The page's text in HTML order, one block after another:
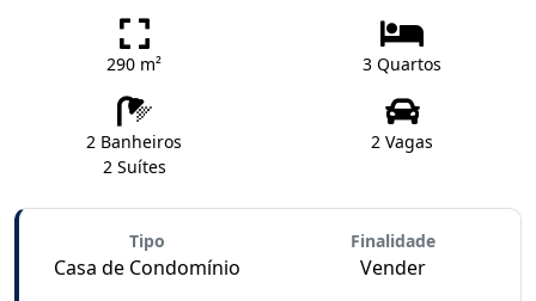
290 m² 3 Quartos
2 Banheiros
2 Suítes
2 Vagas
Tipo
Casa de Condomínio
Finalidade
Vender